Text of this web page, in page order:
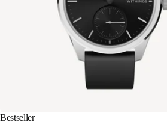
Bestseller